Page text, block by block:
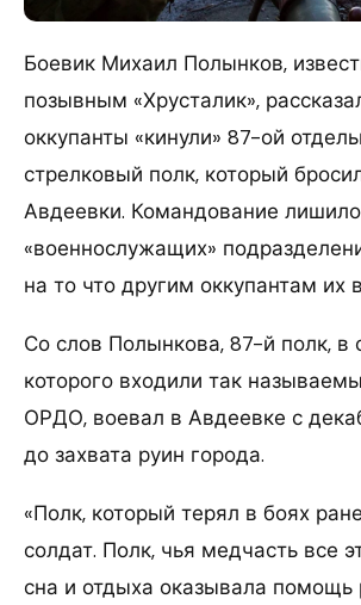
Боевик Михаил Полынков,
позывным «Хрусталик»,
оккупанты «кинули» 87-ой
стрелковый полк, который
Авдеевки. Командование
«военнослужащих»
на то что другим оккупантам их
Со слов Полынкова, 87-й полк, в
которого входили так
ОРДО, воевал в Авдеевке с
до захвата руин города.
«Полк, который терял в боях
солдат. Полк, чья медчасть все
сна и отдыха оказывала